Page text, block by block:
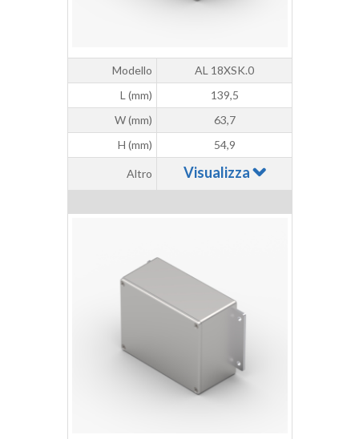
Modello
AL 18XSK.0
L (mm)
139,5
W (mm)
63,7
H (mm)
54,9
Altro Visualizza